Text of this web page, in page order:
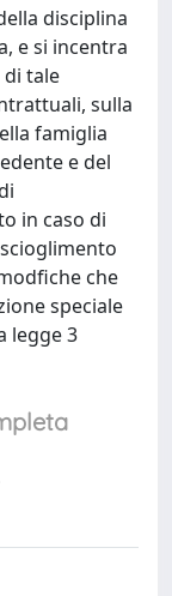
disciplina
e si incentra
tale
sulla
famiglia
e del
in caso di
che
speciale
legge 3